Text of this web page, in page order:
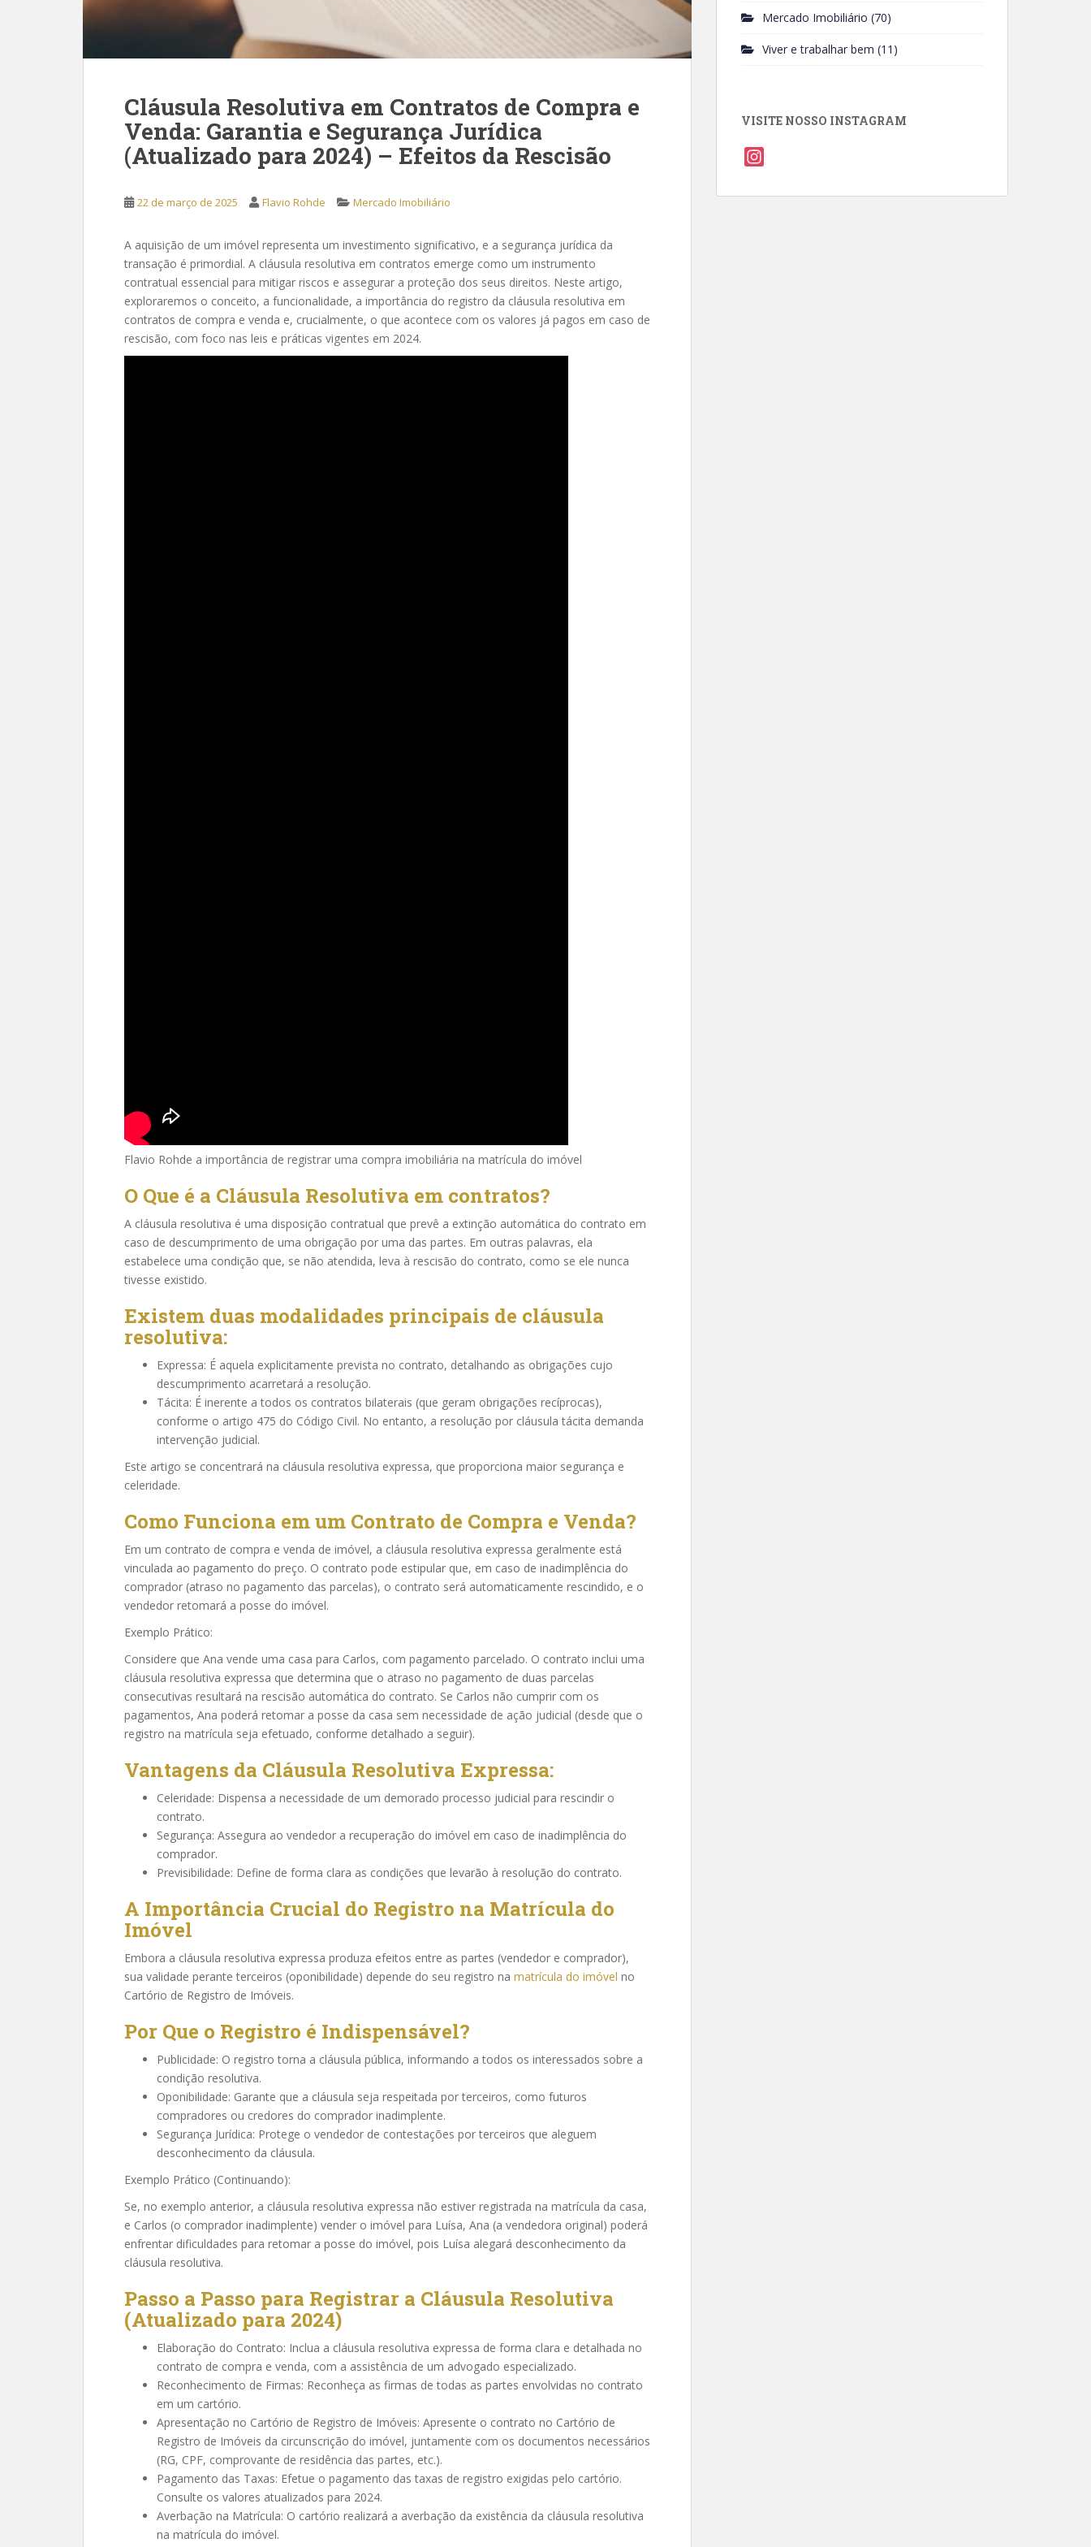
Cláusula Resolutiva em Contratos de Compra e
Venda: Garantia e Segurança Jurídica
(Atualizado para 2024) – Efeitos da Rescisão
22 de março de 2025 Flavio Rohde Mercado Imobiliário
A aquisição de um imóvel representa um investimento significativo, e a segurança jurídica da
transação é primordial. A cláusula resolutiva em contratos emerge como um instrumento
contratual essencial para mitigar riscos e assegurar a proteção dos seus direitos. Neste artigo,
exploraremos o conceito, a funcionalidade, a importância do registro da cláusula resolutiva em
contratos de compra e venda e, crucialmente, o que acontece com os valores já pagos em caso de
rescisão, com foco nas leis e práticas vigentes em 2024.
Flavio Rohde a importância de registrar uma compra imobiliária na matrícula do imóvel
O Que é a Cláusula Resolutiva em contratos?
A cláusula resolutiva é uma disposição contratual que prevê a extinção automática do contrato em
caso de descumprimento de uma obrigação por uma das partes. Em outras palavras, ela
estabelece uma condição que, se não atendida, leva à rescisão do contrato, como se ele nunca
tivesse existido.
Existem duas modalidades principais de cláusula
resolutiva:
Expressa: É aquela explicitamente prevista no contrato, detalhando as obrigações cujo
descumprimento acarretará a resolução.
Tácita: É inerente a todos os contratos bilaterais (que geram obrigações recíprocas),
conforme o artigo 475 do Código Civil. No entanto, a resolução por cláusula tácita demanda
intervenção judicial.
Este artigo se concentrará na cláusula resolutiva expressa, que proporciona maior segurança e
celeridade.
Como Funciona em um Contrato de Compra e Venda?
Em um contrato de compra e venda de imóvel, a cláusula resolutiva expressa geralmente está
vinculada ao pagamento do preço. O contrato pode estipular que, em caso de inadimplência do
comprador (atraso no pagamento das parcelas), o contrato será automaticamente rescindido, e o
vendedor retomará a posse do imóvel.
Exemplo Prático:
Considere que Ana vende uma casa para Carlos, com pagamento parcelado. O contrato inclui uma
cláusula resolutiva expressa que determina que o atraso no pagamento de duas parcelas
consecutivas resultará na rescisão automática do contrato. Se Carlos não cumprir com os
pagamentos, Ana poderá retomar a posse da casa sem necessidade de ação judicial (desde que o
registro na matrícula seja efetuado, conforme detalhado a seguir).
Vantagens da Cláusula Resolutiva Expressa:
Celeridade: Dispensa a necessidade de um demorado processo judicial para rescindir o
contrato.
Segurança: Assegura ao vendedor a recuperação do imóvel em caso de inadimplência do
comprador.
Previsibilidade: Define de forma clara as condições que levarão à resolução do contrato.
A Importância Crucial do Registro na Matrícula do
Imóvel
Embora a cláusula resolutiva expressa produza efeitos entre as partes (vendedor e comprador),
sua validade perante terceiros (oponibilidade) depende do seu registro na matrícula do imóvel no
Cartório de Registro de Imóveis.
Por Que o Registro é Indispensável?
Publicidade: O registro torna a cláusula pública, informando a todos os interessados sobre a
condição resolutiva.
Oponibilidade: Garante que a cláusula seja respeitada por terceiros, como futuros
compradores ou credores do comprador inadimplente.
Segurança Jurídica: Protege o vendedor de contestações por terceiros que aleguem
desconhecimento da cláusula.
Exemplo Prático (Continuando):
Se, no exemplo anterior, a cláusula resolutiva expressa não estiver registrada na matrícula da casa,
e Carlos (o comprador inadimplente) vender o imóvel para Luísa, Ana (a vendedora original) poderá
enfrentar dificuldades para retomar a posse do imóvel, pois Luísa alegará desconhecimento da
cláusula resolutiva.
Passo a Passo para Registrar a Cláusula Resolutiva
(Atualizado para 2024)
Elaboração do Contrato: Inclua a cláusula resolutiva expressa de forma clara e detalhada no
contrato de compra e venda, com a assistência de um advogado especializado.
Reconhecimento de Firmas: Reconheça as firmas de todas as partes envolvidas no contrato
em um cartório.
Apresentação no Cartório de Registro de Imóveis: Apresente o contrato no Cartório de
Registro de Imóveis da circunscrição do imóvel, juntamente com os documentos necessários
(RG, CPF, comprovante de residência das partes, etc.).
Pagamento das Taxas: Efetue o pagamento das taxas de registro exigidas pelo cartório.
Consulte os valores atualizados para 2024.
Averbação na Matrícula: O cartório realizará a averbação da existência da cláusula resolutiva
na matrícula do imóvel.
Mercado Imobiliário (70)
Viver e trabalhar bem (11)
VISITE NOSSO INSTAGRAM
s